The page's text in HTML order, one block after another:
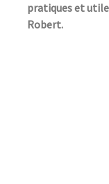
pratiques et
Robert.